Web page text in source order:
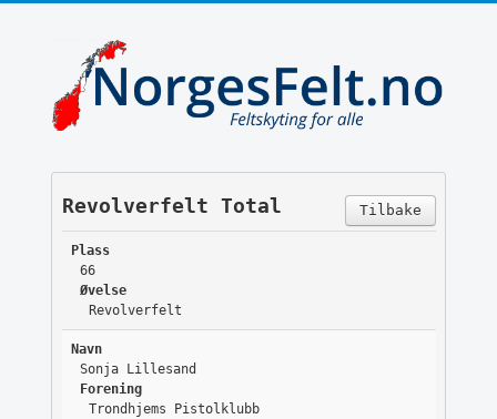
Tilbake
Revolverfelt Total
Plass
66
Øvelse
Revolverfelt
Navn
Sonja Lillesand
Forening
Trondhjems Pistolklubb